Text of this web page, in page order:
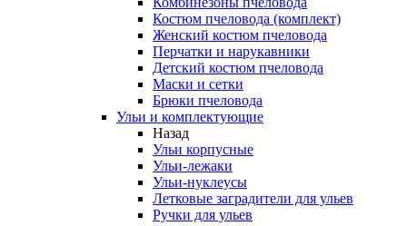
Костюм пчеловода (комплект)
Женский костюм пчеловода
Перчатки и нарукавники
Детский костюм пчеловода
Маски и сетки
Брюки пчеловода
Ульи и комплектующие
Назад
Ульи корпусные
Ульи-лежаки
Ульи-нуклеусы
Летковые заградители для ульев
Ручки для ульев